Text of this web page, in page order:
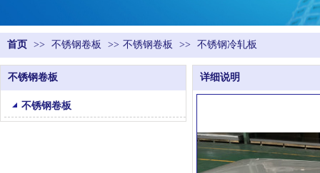
首页 >> 不锈钢卷板 >> 不锈钢卷板 >> 不锈钢冷轧板
不锈钢卷板
不锈钢卷板
详细说明